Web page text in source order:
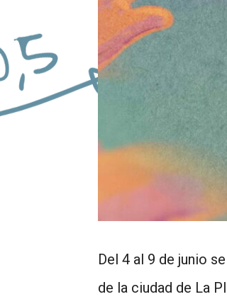
Del 4 al 9 de junio
de la ciudad de La